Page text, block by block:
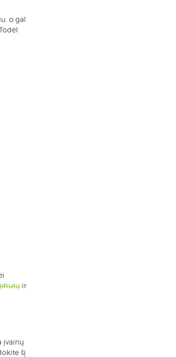
o gal
ir
įvairių
šį